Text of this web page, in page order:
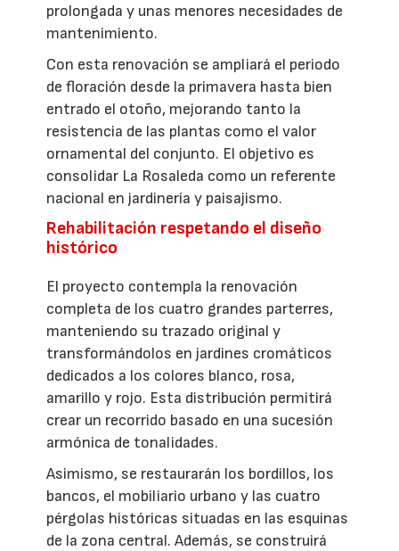
prolongada y unas menores necesidades de
mantenimiento.
Con esta renovación se ampliará el periodo
de floración desde la primavera hasta bien
entrado el otoño, mejorando tanto la
resistencia de las plantas como el valor
ornamental del conjunto. El objetivo es
consolidar La Rosaleda como un referente
nacional en jardinería y paisajismo.
Rehabilitación respetando el diseño
histórico
El proyecto contempla la renovación
completa de los cuatro grandes parterres,
manteniendo su trazado original y
transformándolos en jardines cromáticos
dedicados a los colores blanco, rosa,
amarillo y rojo. Esta distribución permitirá
crear un recorrido basado en una sucesión
armónica de tonalidades.
Asimismo, se restaurarán los bordillos, los
bancos, el mobiliario urbano y las cuatro
pérgolas históricas situadas en las esquinas
de la zona central. Además, se construirá